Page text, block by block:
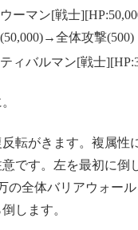
ーマン[戦士
全体攻撃(500)
ィバルマン[戦士
転がきます。複属性
です。左を最初に倒
の全体バリアウォー
します。